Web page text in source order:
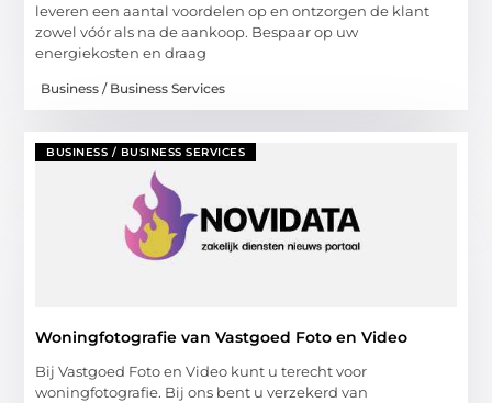
leveren een aantal voordelen op en ontzorgen de klant
zowel vóór als na de aankoop. Bespaar op uw
energiekosten en draag
Business / Business Services
BUSINESS / BUSINESS SERVICES
Woningfotografie van Vastgoed Foto en Video
Bij Vastgoed Foto en Video kunt u terecht voor
woningfotografie. Bij ons bent u verzekerd van